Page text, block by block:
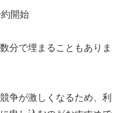
開始
分で埋まることもありま
争が激しくなるため、利